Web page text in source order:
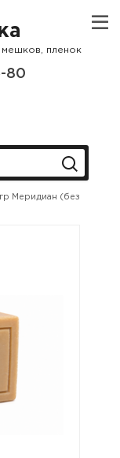
пленок
80
Меридиан (без